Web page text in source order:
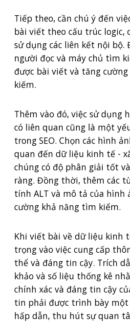
Tiếp theo, cần chú ý đến
bài viết theo cấu trúc logic,
sử dụng các liên kết nội bộ.
người đọc và máy chủ tìm
được bài viết và tăng
kiếm.
Thêm vào đó, việc sử dụng
có liên quan cũng là một
trong SEO. Chọn các hình
quan đến dữ liệu kinh tế -
chúng có độ phân giải tốt
ràng. Đồng thời, thêm các
tính ALT và mô tả của hình
cường khả năng tìm kiếm.
Khi viết bài về dữ liệu kinh
trọng vào việc cung cấp
thể và đáng tin cậy. Trích
khảo và số liệu thống kê
chính xác và đáng tin cậy
tin phải được trình bày một
hấp dẫn, thu hút sự quan